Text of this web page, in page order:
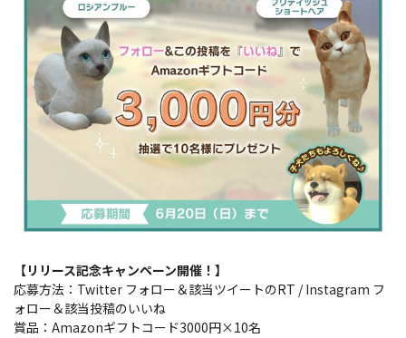
【リリース記念キャンペーン開催！】
応募方法：Twitter フォロー＆該当ツイートのRT / Instagram フ
ォロー＆該当投稿のいいね
賞品：Amazonギフトコード3000円×10名